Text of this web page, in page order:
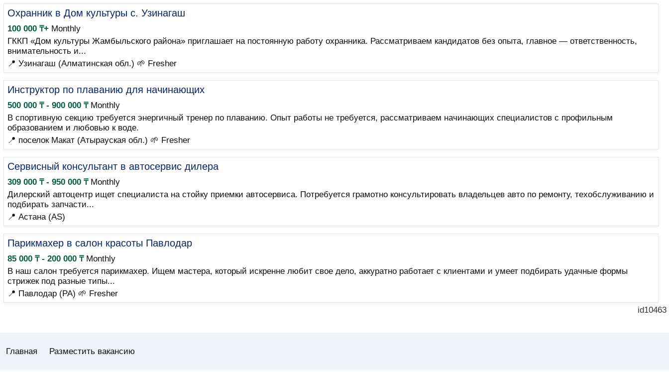
Охранник в Дом культуры с. Узинагаш
100 000 ₸+ Monthly
ГККП «Дом культуры Жамбыльского района» приглашает на постоянную работу охранника. Рассматриваем кандидатов без опыта, главное — ответственность,
внимательность и...
📍 Узинагаш (Алматинская обл.) 🌱 Fresher
Инструктор по плаванию для начинающих
500 000 ₸ - 900 000 ₸Monthly
В спортивную секцию требуется энергичный тренер по плаванию. Опыт работы не требуется, рассматриваем начинающих специалистов с профильным
образованием и любовью к воде.
📍 поселок Макат (Атырауская обл.) 🌱 Fresher
Сервисный консультант в автосервис дилера
309 000 ₸ - 950 000 ₸Monthly
Дилерский автоцентр ищет специалиста на стойку приемки автосервиса. Потребуется грамотно консультировать владельцев авто по ремонту, техобслуживанию и
подбирать запчасти...
📍 Астана (AS)
Парикмахер в салон красоты Павлодар
85 000 ₸ - 200 000 ₸Monthly
В наш салон требуется парикмахер. Ищем мастера, который искренне любит свое дело, аккуратно работает с клиентами и умеет подбирать удачные формы
стрижек под разные типы...
📍 Павлодар (PA) 🌱 Fresher
id10463
Главная Разместить вакансию